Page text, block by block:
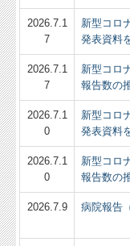
経営者オススメ情報
Q&A経営相談
税務カレンダー
税務Q&A
個人情報保護方針
TKCシステムQ&A
2026.7.1
7
新型コロ
発表資料
2026.7.1
7
新型コロ
報告数の
2026.7.1
0
新型コロ
発表資料
2026.7.1
0
新型コロ
報告数の
2026.7.9 病院報告